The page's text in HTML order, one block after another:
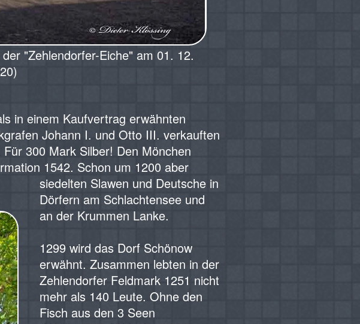
"Zehlendorfer-Eiche" am 01. 12.
in einem Kaufvertrag erwähnten
Johann I. und Otto III. verkauften
300 Mark Silber! Den Mönchen
1542. Schon um 1200 aber
siedelten Slawen und Deutsche in
Dörfern am Schlachtensee und
an der Krummen Lanke.
‍1299 wird das Dorf Schönow
erwähnt. Zusammen lebten in der
Zehlendorfer Feldmark 1251 nicht
mehr als 140 Leute. Ohne den
Fisch aus den 3 Seen